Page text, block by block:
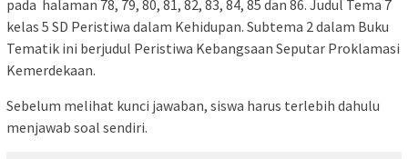
pada halaman 78, 79, 80, 81, 82, 83, 84, 85 dan 86. Judul Tema 7
kelas 5 SD Peristiwa dalam Kehidupan. Subtema 2 dalam Buku
Tematik ini berjudul Peristiwa Kebangsaan Seputar Proklamasi
Kemerdekaan.
Sebelum melihat kunci jawaban, siswa harus terlebih dahulu
menjawab soal sendiri.